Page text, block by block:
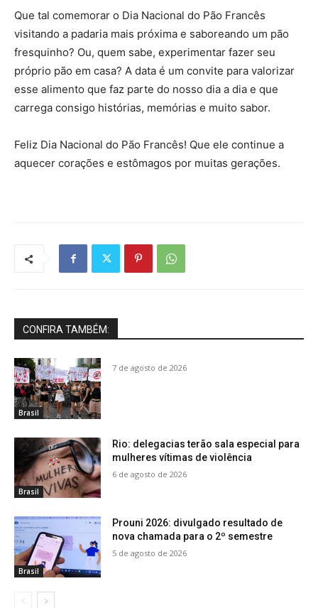
Que tal comemorar o Dia Nacional do Pão Francês
visitando a padaria mais próxima e saboreando um pão
fresquinho? Ou, quem sabe, experimentar fazer seu
próprio pão em casa? A data é um convite para valorizar
esse alimento que faz parte do nosso dia a dia e que
carrega consigo histórias, memórias e muito sabor.
Feliz Dia Nacional do Pão Francês! Que ele continue a
aquecer corações e estômagos por muitas gerações.
CONFIRA TAMBÉM:
Brasil
7 de agosto de 2026
Brasil
Rio: delegacias terão sala especial para
mulheres vítimas de violência
6 de agosto de 2026
Brasil
Prouni 2026: divulgado resultado de
nova chamada para o 2º semestre
5 de agosto de 2026